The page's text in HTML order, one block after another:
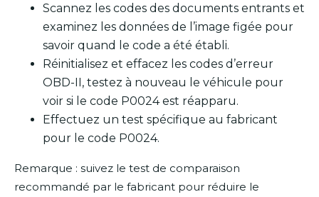
Scannez les codes des documents entrants et
examinez les données de l’image figée pour
savoir quand le code a été établi.
Réinitialisez et effacez les codes d’erreur
OBD-II, testez à nouveau le véhicule pour
voir si le code P0024 est réapparu.
Effectuez un test spécifique au fabricant
pour le code P0024.
Remarque : suivez le test de comparaison
recommandé par le fabricant pour réduire le